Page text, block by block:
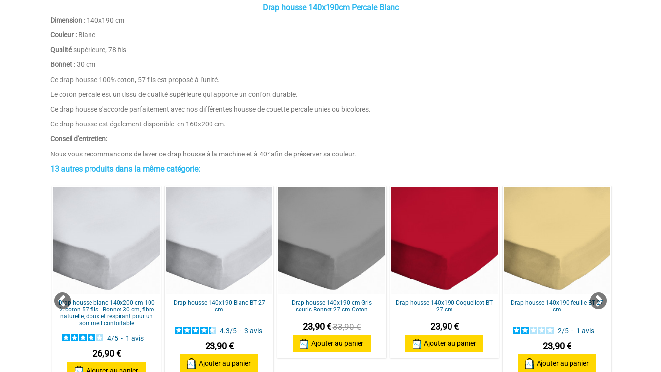
Drap housse 140x190cm Percale Blanc
Dimension : 140x190 cm
Couleur : Blanc
Qualitésupérieure, 78 fils
Bonnet : 30 cm
Ce drap housse 100% coton, 57 fils est proposé à l'unité.
Le coton percale est un tissu de qualité supérieure qui apporte un confort durable.
Ce drap housse s'accorde parfaitement avec nos différentes housse de couette percale unies ou bicolores.
Ce drap housse est également disponible en 160x200 cm.
Conseil d'entretien:
Nous vous recommandons de laver ce drap housse à la machine et à 40° afin de préserver sa couleur.
5
Voir tous les avis sur ce site
étoiles
2étoiles
1étoile
13 autres produits dans la même catégorie:
Drap housse blanc 140x200 cm 100
% coton 57 fils - Bonnet 30 cm, fibre
naturelle, doux et respirant pour un
sommeil confortable
4/5 - 1 avis
26,90 €
Drap housse 140x190 Blanc BT 27
cm
4.3/5 - 3 avis
23,90 €
Ajouter au panier
Drap housse 140x190 cm Gris
souris Bonnet 27 cm Coton
23,90 €33,90 €
Ajouter au panier
Drap housse 140x190 Coquelicot BT
27 cm
23,90 €
Ajouter au panier
Drap housse 140x190 feuille BT 27
cm
2/5 - 1 avis
23,90 €
Ajouter au panier